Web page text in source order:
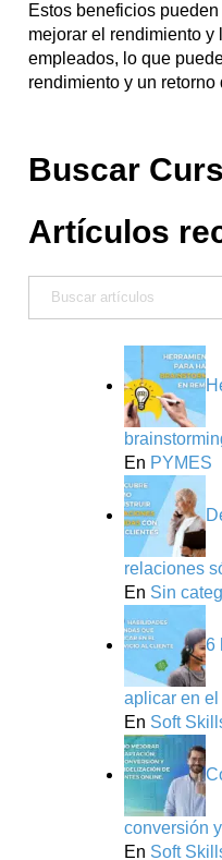
Estos beneficios
mejorar el rendimiento y
empleados, lo que
rendimiento y un
Buscar
Artículos
En PYMES
relaciones
En Sin
6
aplicar en
En Soft
conversión
En Soft